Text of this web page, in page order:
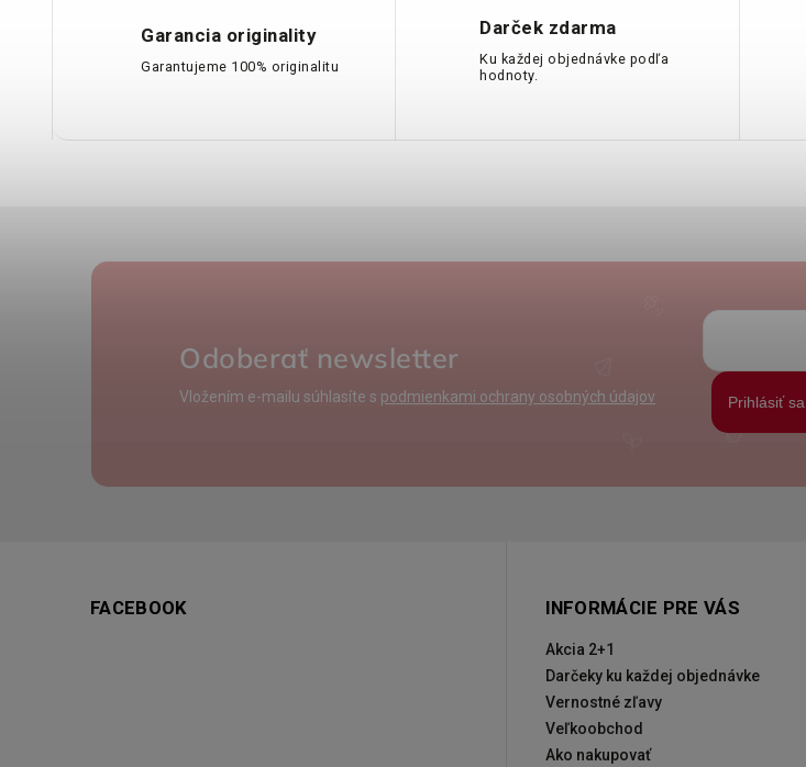
Garancia originality
Garantujeme 100% originalitu
Darček zdarma
Ku každej objednávke podľa
hodnoty.
Odoberať newsletter
Vložením e-mailu súhlasíte s podmienkami ochrany osobných údajov Prihlásiť sa
FACEBOOK INFORMÁCIE PRE VÁS
Akcia 2+1
Darčeky ku každej objednávke
Vernostné zľavy
Veľkoobchod
Ako nakupovať